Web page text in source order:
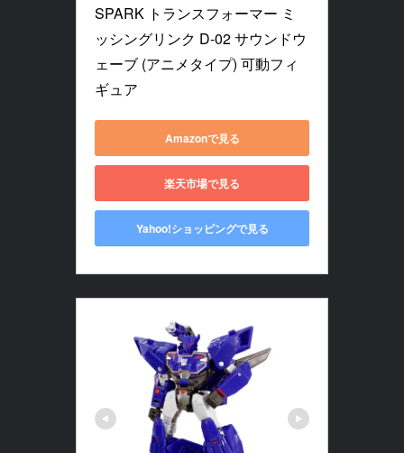
SPARK トランスフォーマー ミ
ッシングリンク D-02 サウンドウ
ェーブ (アニメタイプ) 可動フィ
ギュア
Amazonで見る
楽天市場で見る
Yahoo!ショッピングで見る